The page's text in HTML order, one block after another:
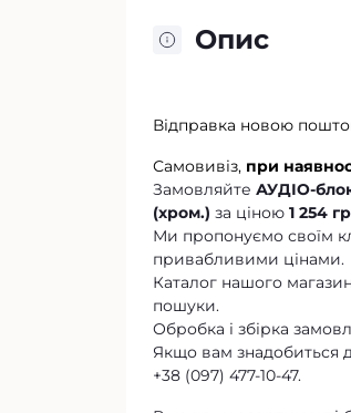
Опис
Відправка новою
Самовивіз, при
Замовляйте АУДІО-
(хром.) за ціною 1 254
Ми пропонуємо своїм
привабливими цінами.
Каталог нашого
пошуки.
Обробка і збірка
Якщо вам знадобиться
+38 (097) 477-10-47.